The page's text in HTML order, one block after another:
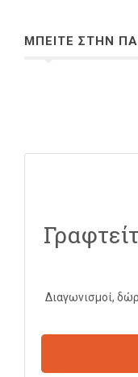
ΜΠΕΙΤΕ ΣΤΗΝ
Διαγωνισμοί,